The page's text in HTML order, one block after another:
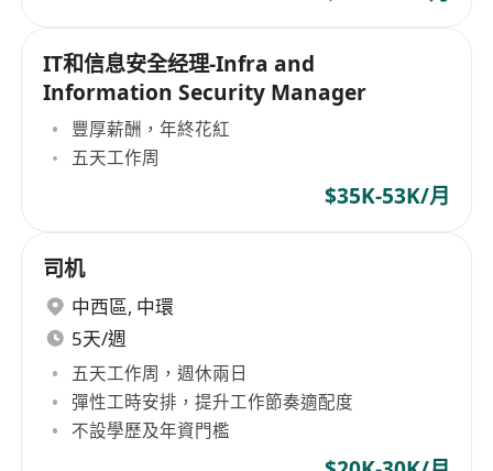
IT和信息安全经理-Infra and
Information Security Manager
豐厚薪酬，年終花紅
五天工作周
$35K-53K/月
司机
中西區, 中環
5天/週
五天工作周，週休兩日
彈性工時安排，提升工作節奏適配度
不設學歷及年資門檻